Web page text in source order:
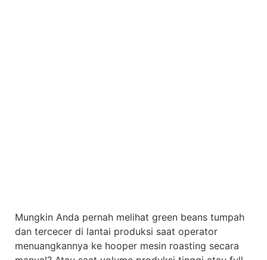
Mungkin Anda pernah melihat green beans tumpah
dan tercecer di lantai produksi saat operator
menuangkannya ke hooper mesin roasting secara